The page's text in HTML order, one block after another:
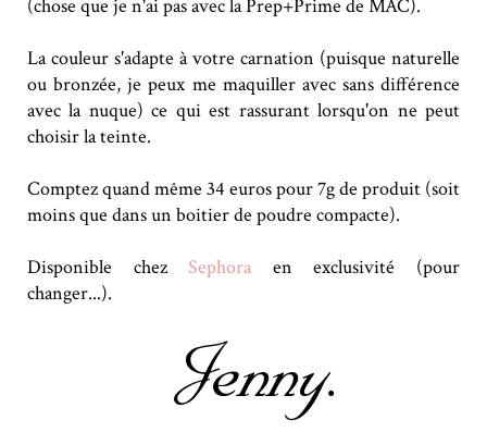
(chose que je n'ai pas avec la Prep+Prime de MAC).
La couleur s'adapte à votre carnation (puisque naturelle
ou bronzée, je peux me maquiller avec sans différence
avec la nuque) ce qui est rassurant lorsqu'on ne peut
choisir la teinte.
Comptez quand même 34 euros pour 7g de produit (soit
moins que dans un boitier de poudre compacte).
Disponible chez Sephora en exclusivité (pour
changer...).